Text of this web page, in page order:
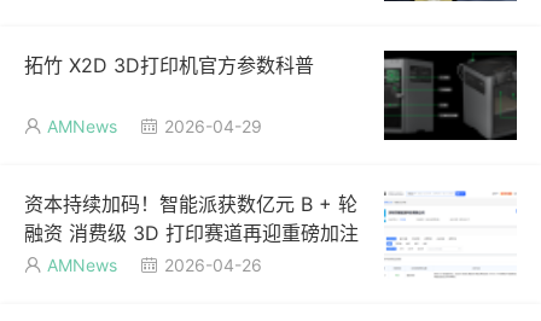
拓竹 X2D 3D打印机官方参数科普
 AMNews  2026-04-29
资本持续加码！智能派获数亿元 B + 轮
融资 消费级 3D 打印赛道再迎重磅加注
 AMNews  2026-04-26